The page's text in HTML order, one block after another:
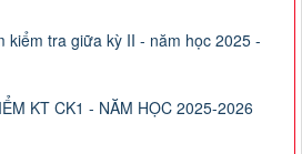
kiểm tra giữa kỳ II - năm học 2025 -
KT CK1 - NĂM HỌC 2025-2026